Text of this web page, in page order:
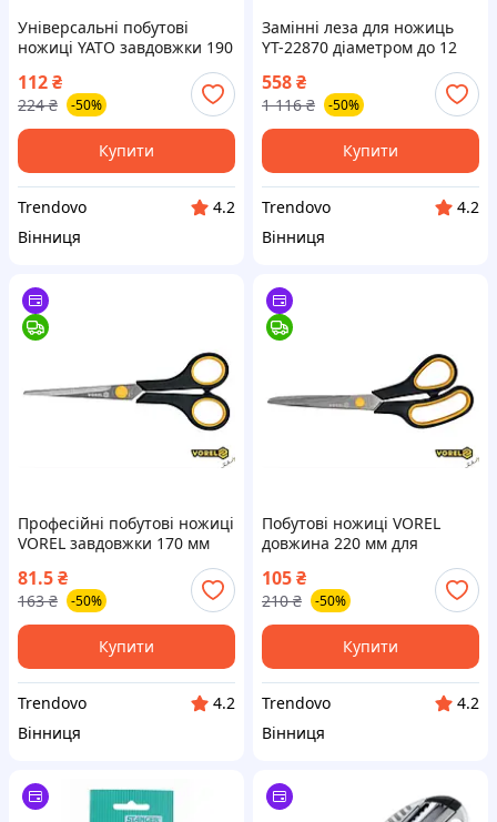
Універсальні побутові
ножиці YATO завдовжки 190
господарства
112₴
224 ₴ -50%
Купити
Trendovo
4.2
Вінниця
Замінні леза для ножиць
YT-22870 діаметром до 12
мм у пакованні 2 штуки для
точності та зручності
558₴
1 116 ₴ -50%
Купити
Trendovo
4.2
Вінниця
Професійні побутові ножиці
VOREL завдовжки 170 мм
для зручності та точності в
роботі
81.5₴
163 ₴ -50%
Купити
Trendovo
4.2
Вінниця
Побутові ножиці VOREL
довжина 220 мм для
домашніх робіт зручні та
якісні
105₴
210 ₴ -50%
Купити
Trendovo
4.2
Вінниця